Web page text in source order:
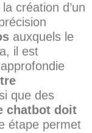
création d’un
auxquels le
il est
que des
chatbot doit
étape permet